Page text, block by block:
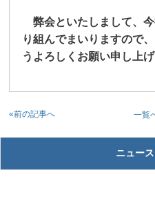
弊会といたしまして、
り組んでまいりますので
うよろしくお願い申し上げ
一覧
«前の記事へ
ニュー